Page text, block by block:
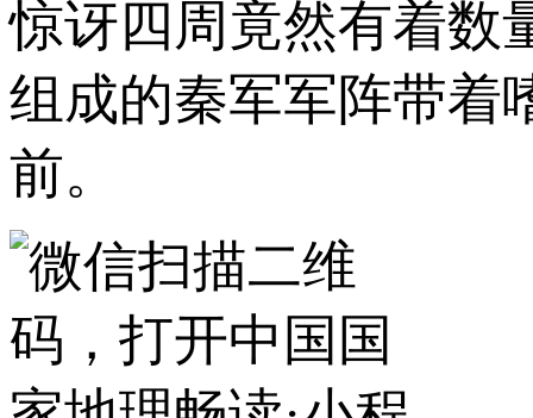
惊讶四周竟然有着数
组成的秦军军阵带着
前。